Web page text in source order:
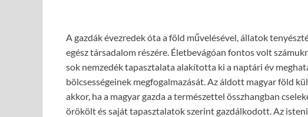
A gazdák évezredek óta a föld művelésével, állatok
egész társadalom részére. Életbevágóan fontos volt
sok nemzedék tapasztalata alakította ki a naptári év
bölcsességeinek megfogalmazását. Az áldott magyar föld
akkor, ha a magyar gazda a természettel összhangban
örökölt és saját tapasztalatok szerint gazdálkodott. Az